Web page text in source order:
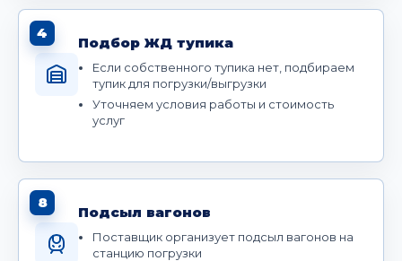
4
Подбор ЖД тупика
Если собственного тупика нет, подбираем
тупик для погрузки/выгрузки
Уточняем условия работы и стоимость
услуг
8
Подсыл вагонов
Поставщик организует подсыл вагонов на
станцию погрузки